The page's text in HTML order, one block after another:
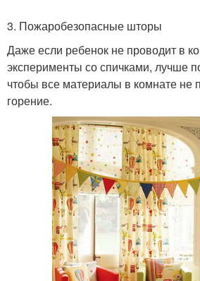
3. Пожаробезопасные шторы
Даже если ребенок не проводит в
эксперименты со спичками, лучше
чтобы все материалы в комнате не
горение.